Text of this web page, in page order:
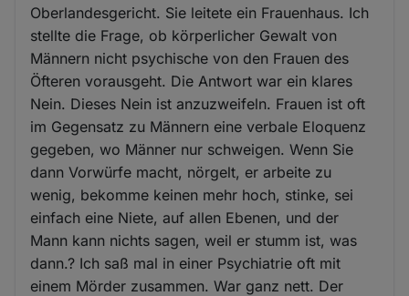
Oberlandesgericht. Sie leitete ein Frauenhaus. Ich
stellte die Frage, ob körperlicher Gewalt von
Männern nicht psychische von den Frauen des
Öfteren vorausgeht. Die Antwort war ein klares
Nein. Dieses Nein ist anzuzweifeln. Frauen ist oft
im Gegensatz zu Männern eine verbale Eloquenz
gegeben, wo Männer nur schweigen. Wenn Sie
dann Vorwürfe macht, nörgelt, er arbeite zu
wenig, bekomme keinen mehr hoch, stinke, sei
einfach eine Niete, auf allen Ebenen, und der
Mann kann nichts sagen, weil er stumm ist, was
dann.? Ich saß mal in einer Psychiatrie oft mit
einem Mörder zusammen. War ganz nett. Der